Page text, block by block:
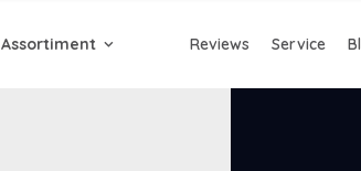
Assortiment Reviews Service